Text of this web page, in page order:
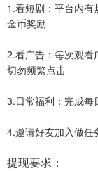
1.看短剧：平台内
金币奖励
2.看广告：每次观看
切勿频繁点击
3.日常福利：完成每
4.邀请好友加入做任
提现要求：